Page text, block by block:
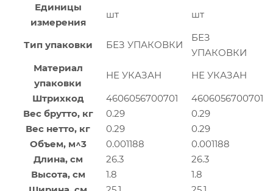
Единицы
измерения
шт шт
Тип упаковки БЕЗ УПАКОВКИ
БЕЗ
УПАКОВКИ
Материал
упаковки
НЕ УКАЗАН
НЕ УКАЗАН
Штрихкод
4606056700701
4606056700701
Вес брутто, кг
0.29
0.29
Вес нетто, кг
0.29
0.29
Объем, м^3
0.001188
0.001188
Длина, см
26.3
26.3
Высота, см
1.8
1.8